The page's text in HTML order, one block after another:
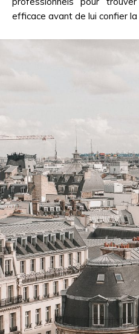
efficace avant de lui confier